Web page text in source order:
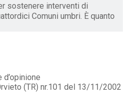
sostenere interventi di
Comuni umbri. È quanto
(TR) nr.101 del 13/11/2002